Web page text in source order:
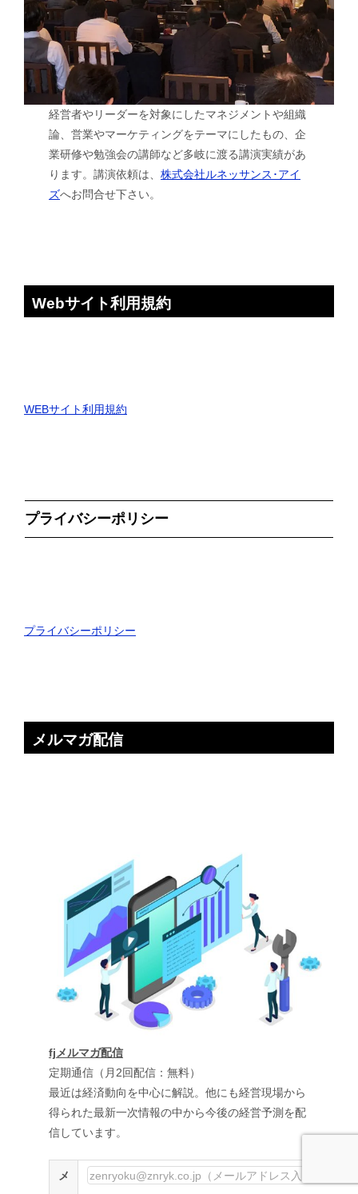
経営者やリーダーを対象にしたマネジメントや組織
論、営業やマーケティングをテーマにしたもの、企
業研修や勉強会の講師など多岐に渡る講演実績があ
ります。講演依頼は、株式会社ルネッサンス･アイ
ズへお問合せ下さい。
Webサイト利用規約
WEBサイト利用規約
プライバシーポリシー
プライバシーポリシー
メルマガ配信
fjメルマガ配信
定期通信（月2回配信：無料）
最近は経済動向を中心に解説。他にも経営現場から
得られた最新一次情報の中から今後の経営予測を配
信しています。
メ